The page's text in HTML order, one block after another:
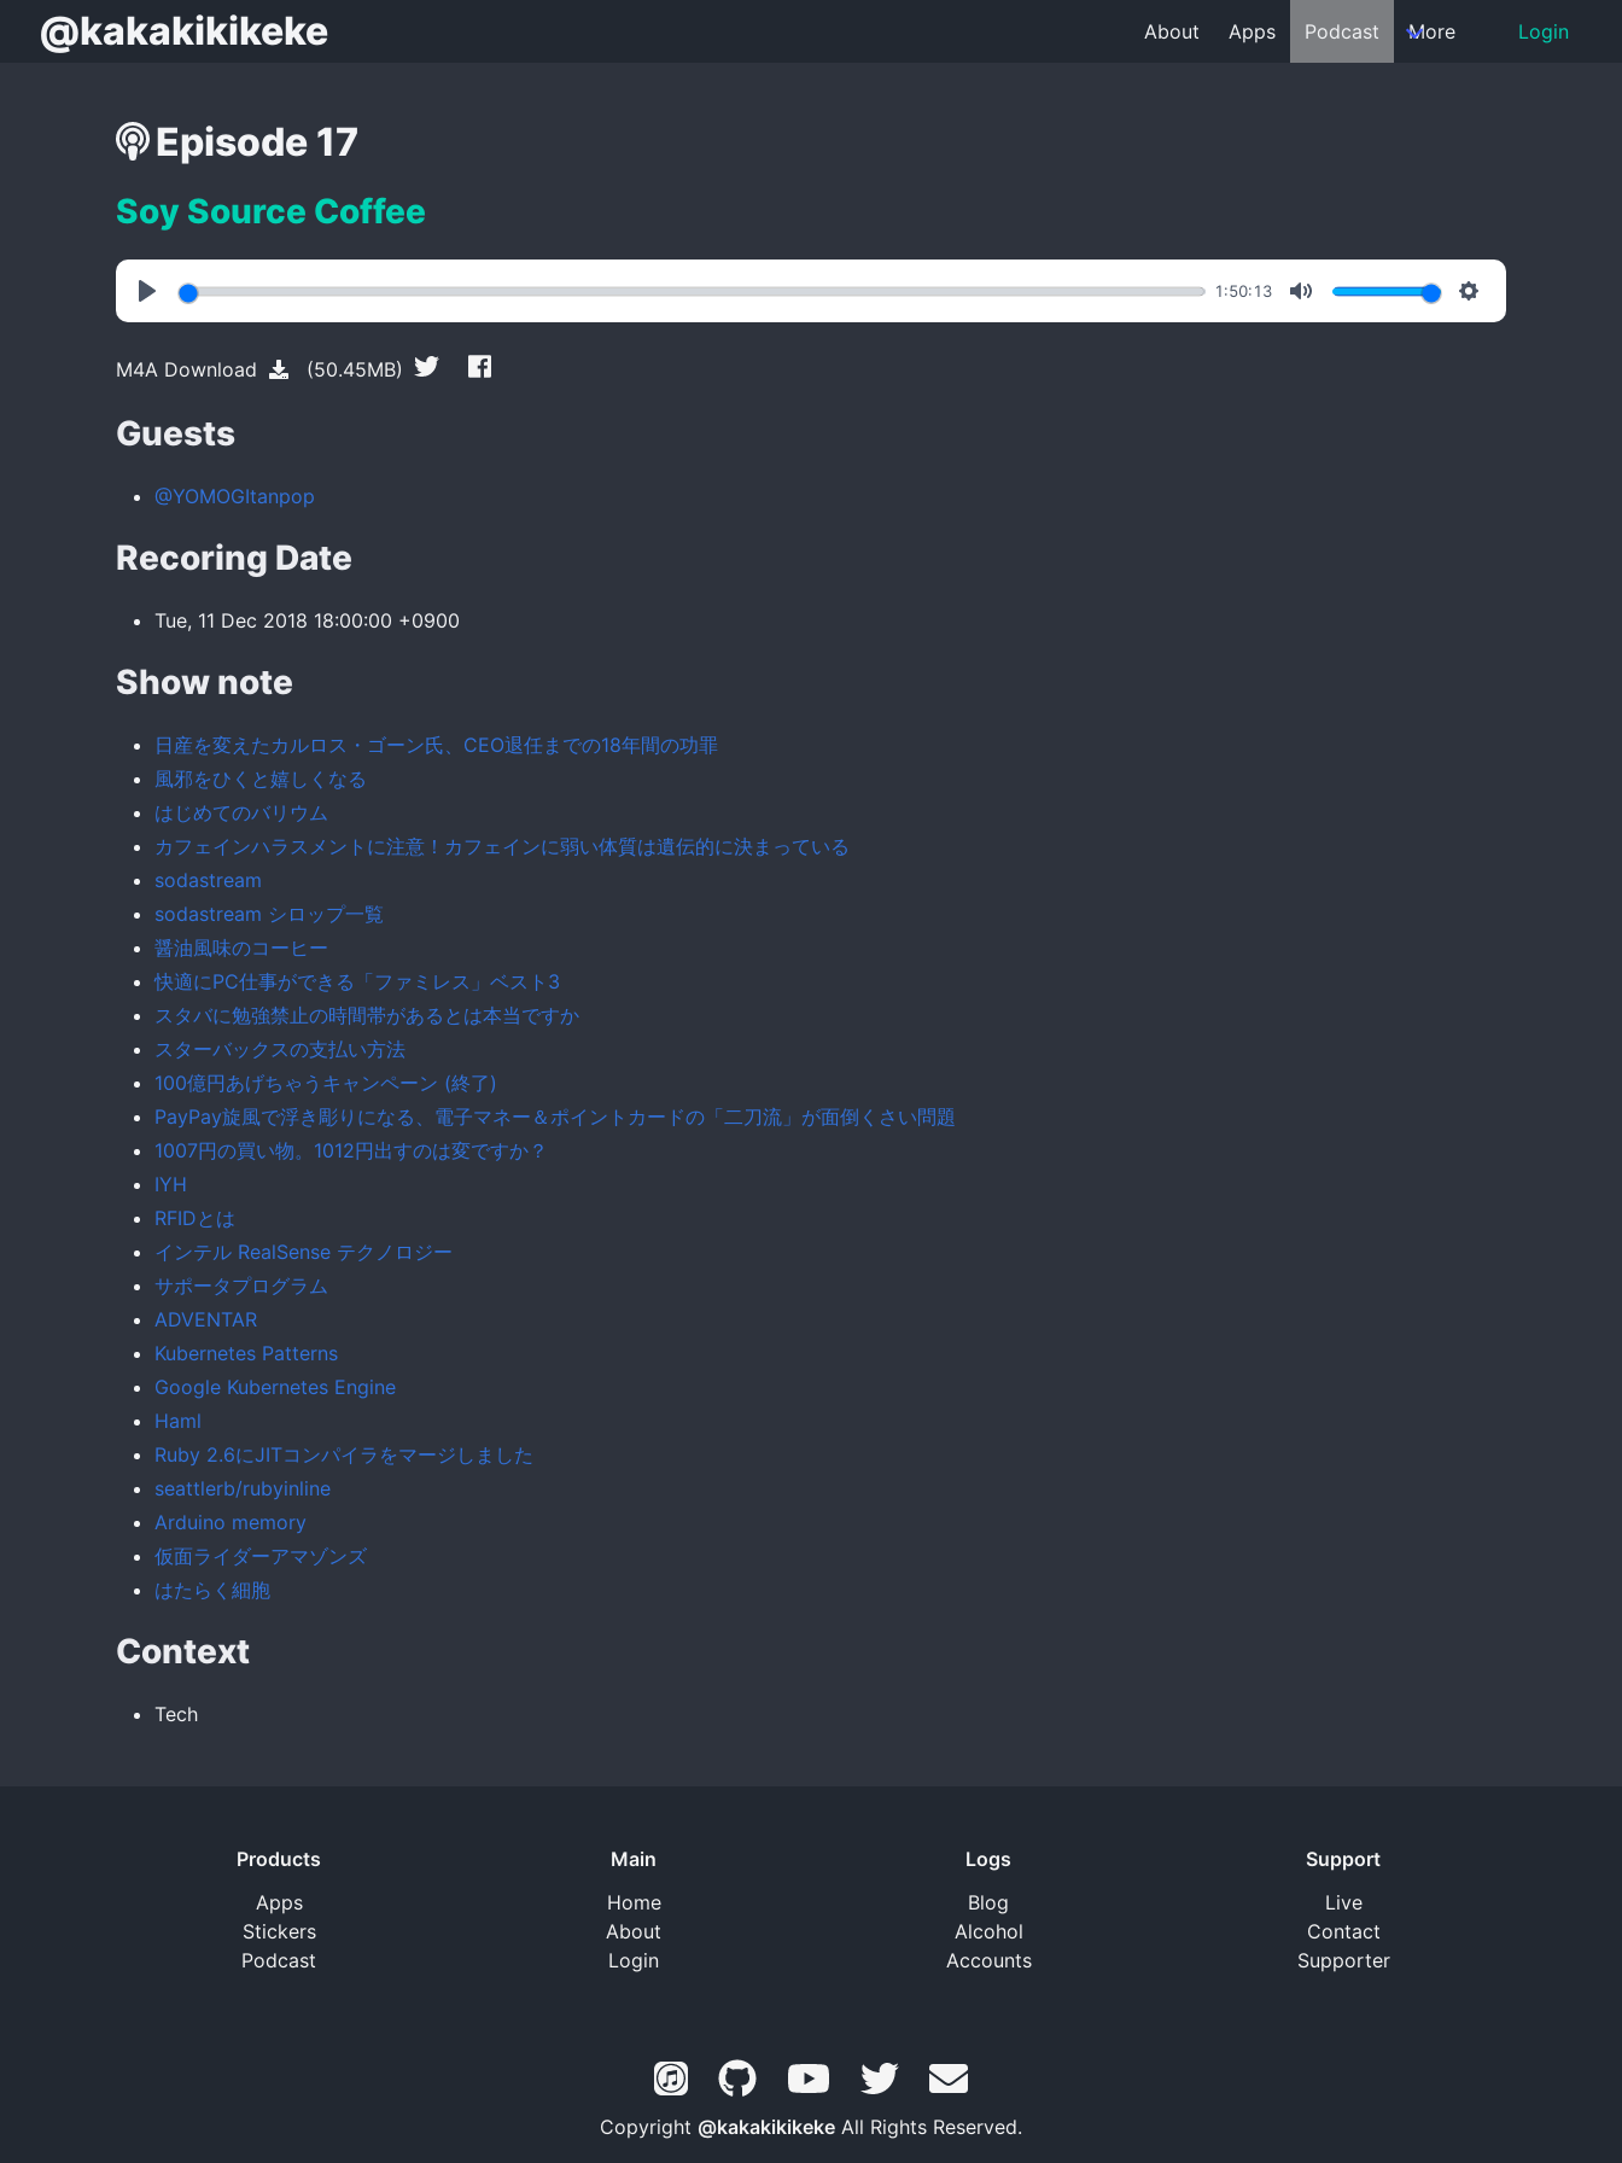
@kakakikikeke About Apps Podcast More Login
Episode 17
Soy Source Coffee
Play
1:50:13
Mute Settings
M4A Download (50.45MB)
Guests
@YOMOGItanpop
Recoring Date
Tue, 11 Dec 2018 18:00:00 +0900
Show note
日産を変えたカルロス・ゴーン氏、CEO退任までの18年間の功罪
風邪をひくと嬉しくなる
はじめてのバリウム
カフェインハラスメントに注意！カフェインに弱い体質は遺伝的に決まっている
sodastream
sodastream シロップ一覧
醤油風味のコーヒー
快適にPC仕事ができる「ファミレス」ベスト3
スタバに勉強禁止の時間帯があるとは本当ですか
スターバックスの支払い方法
100億円あげちゃうキャンペーン (終了)
PayPay旋風で浮き彫りになる、電子マネー＆ポイントカードの「二刀流」が面倒くさい問題
1007円の買い物。1012円出すのは変ですか？
IYH
RFIDとは
インテル RealSense テクノロジー
サポータプログラム
ADVENTAR
Kubernetes Patterns
Google Kubernetes Engine
Haml
Ruby 2.6にJITコンパイラをマージしました
seattlerb/rubyinline
Arduino memory
仮面ライダーアマゾンズ
はたらく細胞
Context
Tech
Products
Apps
Stickers
Podcast
Main
Home
About
Login
Logs
Blog
Alcohol
Accounts
Support
Live
Contact
Supporter
Copyright @kakakikikeke All Rights Reserved.